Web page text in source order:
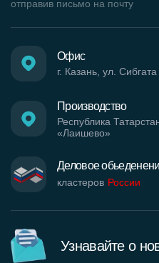
Деловое
кластеров России
Производство
Республика
«Лаишево»
Офис
г. Казань, ул.
отправив письмо на почту
Узнавайте о